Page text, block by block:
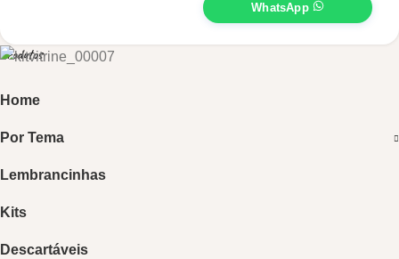
WhatsApp
Produtos
Home
Por Tema
Lembrancinhas
Kits
Descartáveis